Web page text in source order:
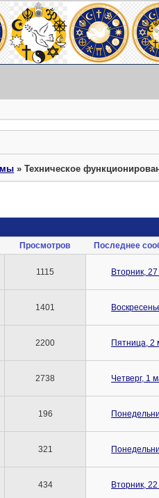
»Техническое
Просмотров Последнее
1115 Вторник,
1401
2200 Пятница, 2
2738 Четверг, 1
196
321
434 Вторник,